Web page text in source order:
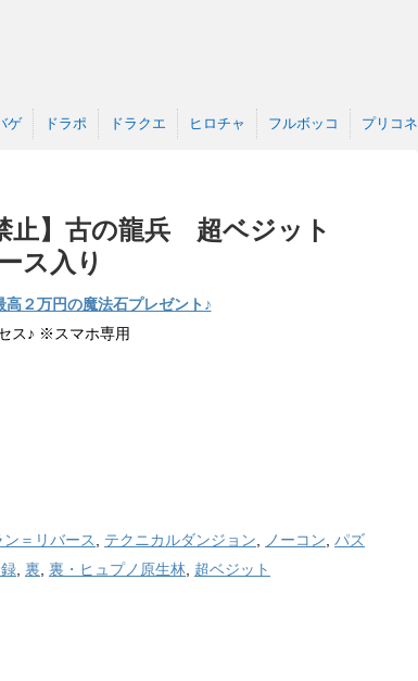
ゲ ドラポ ドラクエ ヒロチャ フルボッコ プリコネ
止】古の龍兵 超ベジット
ス入り
高２万円の魔法石プレゼント♪
ス♪ ※スマホ専用
ン＝リバース テクニカルダンジョン ノーコン パズ
裏 裏・ヒュプノ原生林 超ベジット